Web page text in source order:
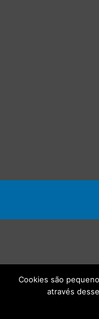
Cookies são
através